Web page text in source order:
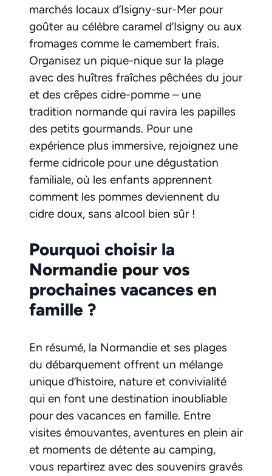
marchés locaux d’Isigny-sur-Mer pour
goûter au célèbre caramel d’Isigny ou aux
fromages comme le camembert frais.
Organisez un pique-nique sur la plage
avec des huîtres fraîches pêchées du jour
et des crêpes cidre-pomme – une
tradition normande qui ravira les papilles
des petits gourmands. Pour une
expérience plus immersive, rejoignez une
ferme cidricole pour une dégustation
familiale, où les enfants apprennent
comment les pommes deviennent du
cidre doux, sans alcool bien sûr !
Pourquoi choisir la
Normandie pour vos
prochaines vacances en
famille ?
En résumé, la Normandie et ses plages
du débarquement offrent un mélange
unique d’histoire, nature et convivialité
qui en font une destination inoubliable
pour des vacances en famille. Entre
visites émouvantes, aventures en plein air
et moments de détente au camping,
vous repartirez avec des souvenirs gravés